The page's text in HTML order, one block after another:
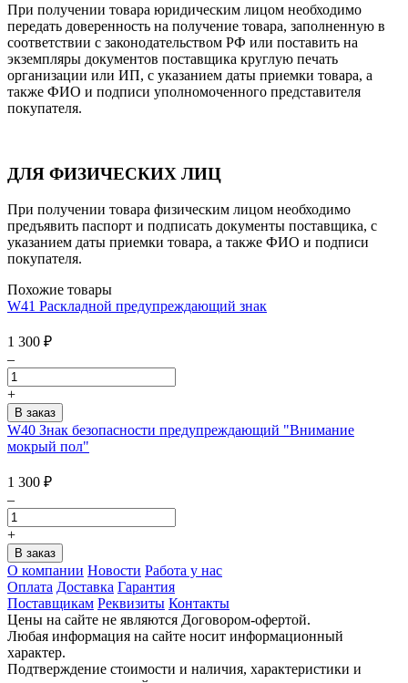
При получении товара юридическим лицом необходимо
передать доверенность на получение товара, заполненную в
соответствии с законодательством РФ или поставить на
экземпляры документов поставщика круглую печать
организации или ИП, с указанием даты приемки товара, а
также ФИО и подписи уполномоченного представителя
покупателя.
ДЛЯ ФИЗИЧЕСКИХ ЛИЦ
При получении товара физическим лицом необходимо
предъявить паспорт и подписать документы поставщика, с
указанием даты приемки товара, а также ФИО и подписи
покупателя.
Похожие товары
W41 Раскладной предупреждающий знак
1 300 ₽
–
+
W40 Знак безопасности предупреждающий "Внимание
мокрый пол"
1 300 ₽
–
+
О компании Новости Работа у нас
Оплата Доставка Гарантия
Поставщикам Реквизиты Контакты
Цены на сайте не являются Договором-офертой.
Любая информация на сайте носит информационный
характер.
Подтверждение стоимости и наличия, характеристики и